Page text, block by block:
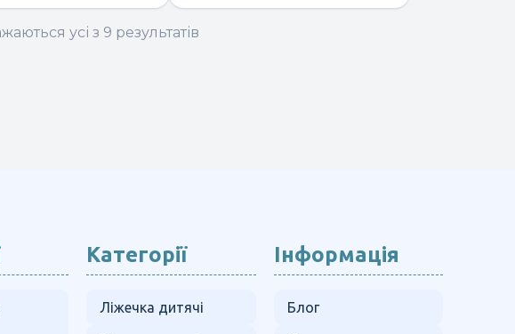
усі з 9 результатів
Категорії
Ліжечка дитячі
Інформація
Блог